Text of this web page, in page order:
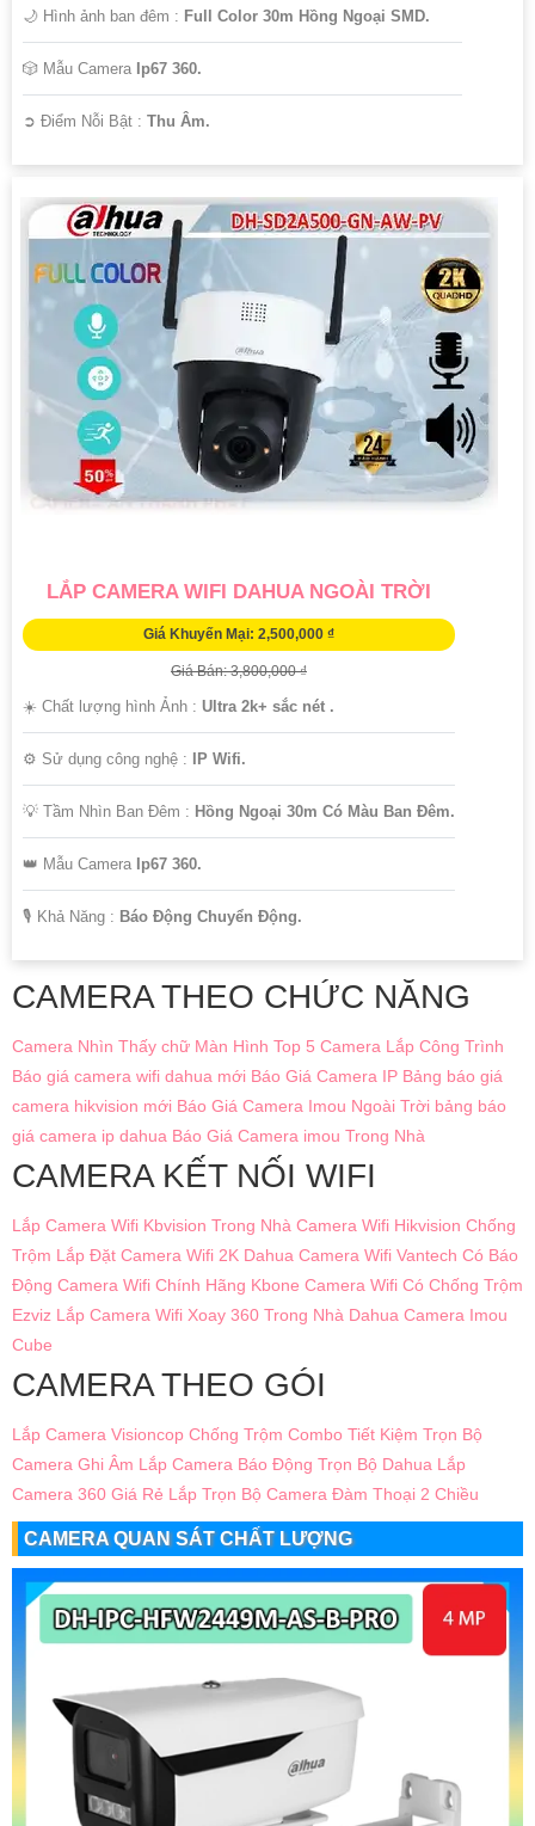
🌙 Hình ảnh ban đêm : Full Color 30m Hồng Ngoại SMD.
🎲 Mẫu Camera Ip67 360.
️➲ Điểm Nỗi Bật : Thu Âm.
LẮP CAMERA WIFI DAHUA NGOÀI TRỜI
Giá Khuyến Mại: 2,500,000 ₫
Giá Bán: 3,800,000 ₫
☀️ Chất lượng hình Ảnh : Ultra 2k+ sắc nét .
⚙ Sử dụng công nghệ : IP Wifi.
💡 Tầm Nhìn Ban Đêm : Hồng Ngoại 30m Có Màu Ban Đêm.
👑 Mẫu Camera Ip67 360.
️🎙 Khả Năng : Báo Động Chuyển Động.
CAMERA THEO CHỨC NĂNG
Camera Nhìn Thấy chữ Màn Hình Top 5 Camera Lắp Công Trình
Báo giá camera wifi dahua mới Báo Giá Camera IP Bảng báo giá
camera hikvision mới Báo Giá Camera Imou Ngoài Trời bảng báo
giá camera ip dahua Báo Giá Camera imou Trong Nhà
CAMERA KẾT NỐI WIFI
Lắp Camera Wifi Kbvision Trong Nhà Camera Wifi Hikvision Chống
Trộm Lắp Đặt Camera Wifi 2K Dahua Camera Wifi Vantech Có Báo
Động Camera Wifi Chính Hãng Kbone Camera Wifi Có Chống Trộm
Ezviz Lắp Camera Wifi Xoay 360 Trong Nhà Dahua Camera Imou
Cube
CAMERA THEO GÓI
Lắp Camera Visioncop Chống Trộm Combo Tiết Kiệm Trọn Bộ
Camera Ghi Âm Lắp Camera Báo Động Trọn Bộ Dahua Lắp
Camera 360 Giá Rẻ Lắp Trọn Bộ Camera Đàm Thoại 2 Chiều
CAMERA QUAN SÁT CHẤT LƯỢNG